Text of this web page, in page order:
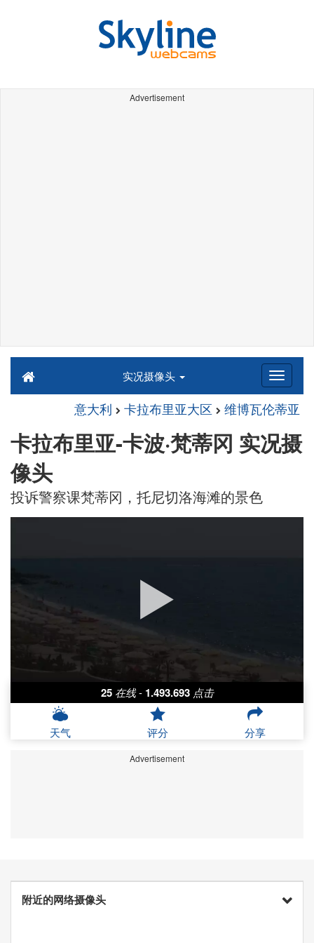
Advertisement
实况摄像头
意大利 卡拉布里亚大区 维博瓦伦蒂亚
卡拉布里亚-卡波·梵蒂冈 实况摄
像头
投诉警察课梵蒂冈，托尼切洛海滩的景色
25 在线 - 1.493.693 点击
天气 评分 分享
Advertisement
附近的网络摄像头